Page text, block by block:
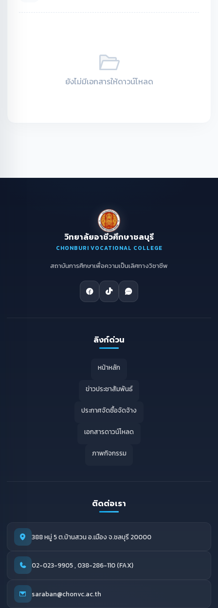
ยังไม่มีเอกสารให้ดาวน์โหลด
วิทยาลัยอาชีวศึกษาชลบุรี
CHONBURI VOCATIONAL COLLEGE
สถาบันการศึกษาเพื่อความเป็นเลิศทางวิชาชีพ
ลิงก์ด่วน
หน้าหลัก
ข่าวประชาสัมพันธ์
ประกาศจัดซื้อจัดจ้าง
เอกสารดาวน์โหลด
ภาพกิจกรรม
ติดต่อเรา
388 หมู่ 5 ต.บ้านสวน อ.เมือง จ.ชลบุรี 20000
02-023-9905 , 038-286-110 (FAX)
saraban@chonvc.ac.th